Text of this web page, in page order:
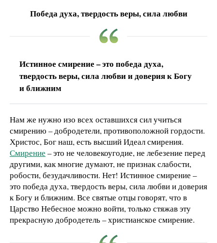
Победа духа, твердость веры, сила любви
Истинное смирение – это победа духа,
твердость веры, сила любви и доверия к Богу
и ближним
Нам же нужно изо всех оставшихся сил учиться
смирению – добродетели, противоположной гордости.
Христос, Бог наш, есть высший Идеал смирения.
Смирение – это не человекоугодие, не лебезение перед
другими, как многие думают, не признак слабости,
робости, безудачливости. Нет! Истинное смирение –
это победа духа, твердость веры, сила любви и доверия
к Богу и ближним. Все святые отцы говорят, что в
Царство Небесное можно войти, только стяжав эту
прекрасную добродетель – христианское смирение.